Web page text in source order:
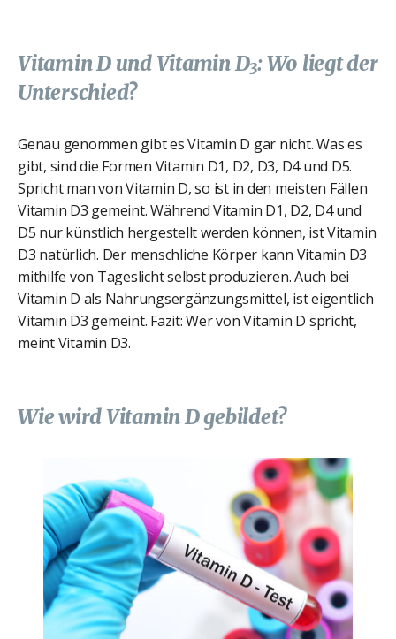
Vitamin D und Vitamin D3: Wo liegt der
Unterschied?
Genau genommen gibt es Vitamin D gar nicht. Was es
gibt, sind die Formen Vitamin D1, D2, D3, D4 und D5.
Spricht man von Vitamin D, so ist in den meisten Fällen
Vitamin D3 gemeint. Während Vitamin D1, D2, D4 und
D5 nur künstlich hergestellt werden können, ist Vitamin
D3 natürlich. Der menschliche Körper kann Vitamin D3
mithilfe von Tageslicht selbst produzieren. Auch bei
Vitamin D als Nahrungsergänzungsmittel, ist eigentlich
Vitamin D3 gemeint. Fazit: Wer von Vitamin D spricht,
meint Vitamin D3.
Wie wird Vitamin D gebildet?